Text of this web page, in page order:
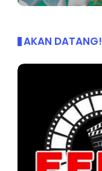
AKAN DATANG!